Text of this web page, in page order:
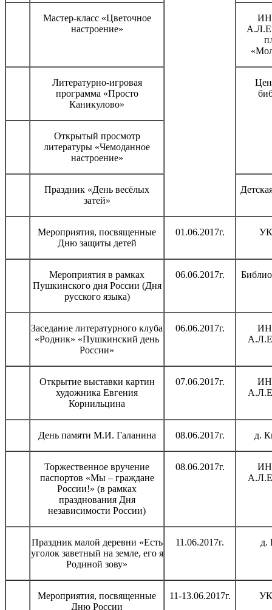
Мастер-класс «Цветочное
настроение»
Литературно-игровая
программа «Просто
Каникулово»
Открытый просмотр
литературы «Чемоданное
настроение»
Праздник «День весёлых
затей»
Мероприятия, посвященные
Дню защиты детей
01.06.2017г. УК
Мероприятия в рамках
Пушкинского дня России (Дня
русского языка)
06.06.2017г.
Заседание литературного клуба
«Родник» «Пушкинский день
России»
06.06.2017г.
Открытие выставки картин
художника Евгения
Корнильцина
07.06.2017г.
День памяти М.И. Галанина 08.06.2017г. д.
Торжественное вручение
паспортов «Мы – граждане
России!» (в рамках
празднования Дня
независимости России)
08.06.2017г.
Праздник малой деревни «Есть
уголок заветный на земле, его я
Родиной зову»
11.06.2017г. д.
Мероприятия, посвященные
Дню России
11-13.06.2017г. УК